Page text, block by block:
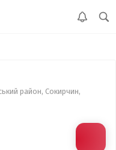
район, Сокирчин,